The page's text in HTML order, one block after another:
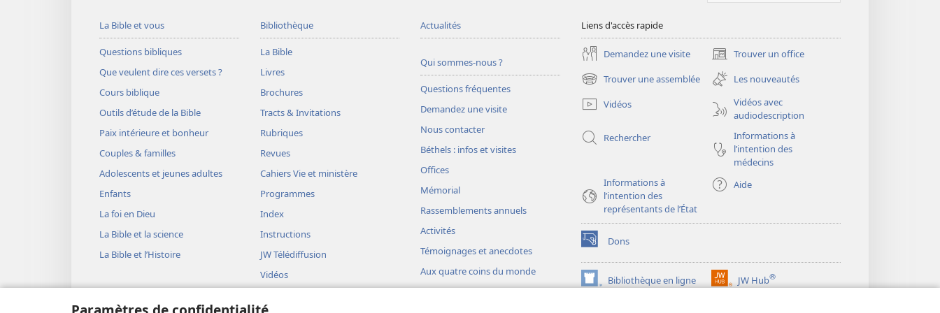
La Bible et vous
Questions bibliques
Que veulent dire ces versets ?
Cours biblique
Outils d’étude de la Bible
Paix intérieure et bonheur
Couples & familles
Adolescents et jeunes adultes
Enfants
La foi en Dieu
La Bible et la science
La Bible et l’Histoire
Bibliothèque
La Bible
Livres
Brochures
Tracts & Invitations
Rubriques
Revues
Cahiers Vie et ministère
Programmes
Index
Instructions
JW Télédiffusion
Vidéos
Actualités
Qui sommes-nous ?
Questions fréquentes
Demandez une visite
Nous contacter
Béthels : infos et visites
Offices
Mémorial
Rassemblements annuels
Activités
Témoignages et anecdotes
Aux quatre coins du monde
Liens d'accès rapide
Demandez une visite Trouver un office
(ouvre
une
nouvelle
fenêtre)
Trouver une assemblée
(ouvre
une
nouvelle
Les nouveautés
Vidéos
Vidéos avec
audiodescription
Rechercher
Informations à
l’intention des
médecins
Informations à
l’intention des
représentants de l’État
Aide
Dons
(ouvre
une
nouvelle
fenêtre)
Bibliothèque en ligne
(ouvre
JW Hub®
(ouvre